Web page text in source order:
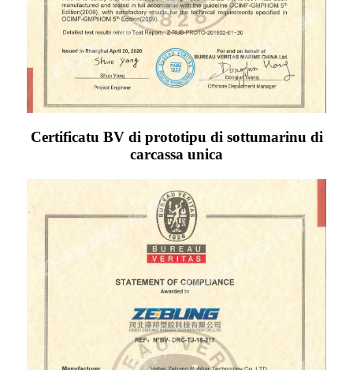
Certificatu BV di prototipu di sottumarinu di
carcassa unica